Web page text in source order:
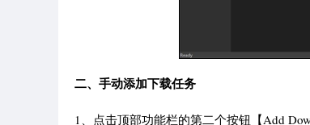
二、手动添加下载任务
1、点击顶部功能栏的第二个按钮【Add